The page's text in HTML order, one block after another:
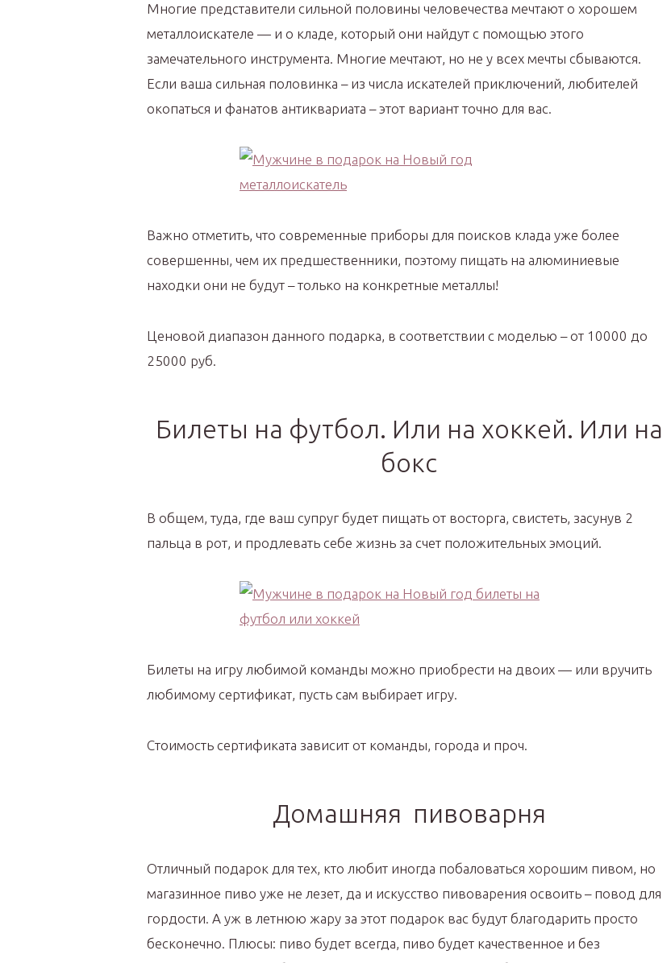
Многие представители сильной половины человечества мечтают о хорошем
металлоискателе — и о кладе, который они найдут с помощью этого
замечательного инструмента. Многие мечтают, но не у всех мечты сбываются.
Если ваша сильная половинка – из числа искателей приключений, любителей
окопаться и фанатов антиквариата – этот вариант точно для вас.
Важно отметить, что современные приборы для поисков клада уже более
совершенны, чем их предшественники, поэтому пищать на алюминиевые
находки они не будут – только на конкретные металлы!
Ценовой диапазон данного подарка, в соответствии с моделью – от 10000 до
25000 руб.
Билеты на футбол. Или на хоккей. Или на
бокс
В общем, туда, где ваш супруг будет пищать от восторга, свистеть, засунув 2
пальца в рот, и продлевать себе жизнь за счет положительных эмоций.
Билеты на игру любимой команды можно приобрести на двоих — или вручить
любимому сертификат, пусть сам выбирает игру.
Стоимость сертификата зависит от команды, города и проч.
Домашняя пивоварня
Отличный подарок для тех, кто любит иногда побаловаться хорошим пивом, но
магазинное пиво уже не лезет, да и искусство пивоварения освоить – повод для
гордости. А уж в летнюю жару за этот подарок вас будут благодарить просто
бесконечно. Плюсы: пиво будет всегда, пиво будет качественное и без